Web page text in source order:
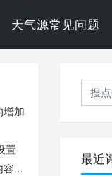
天气源常见问题
增加
置
，
最近